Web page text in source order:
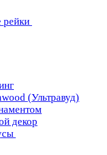
рейки
(Ультравуд)
декор